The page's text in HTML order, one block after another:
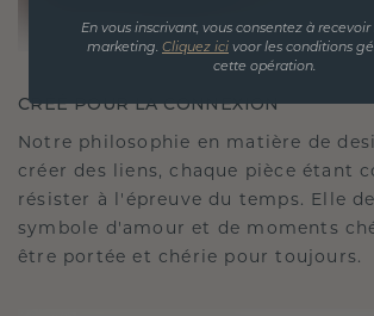
CRÉÉ POUR LA CONNEXION
Notre philosophie en matière de
créer des liens, chaque pièce étant
résister à l'épreuve du temps. Elle
symbole d'amour et de moments
être portée et chérie pour toujours.
En vous inscrivant, vous consentez à
marketing. Cliquez ici voor les conditions
cette opération.